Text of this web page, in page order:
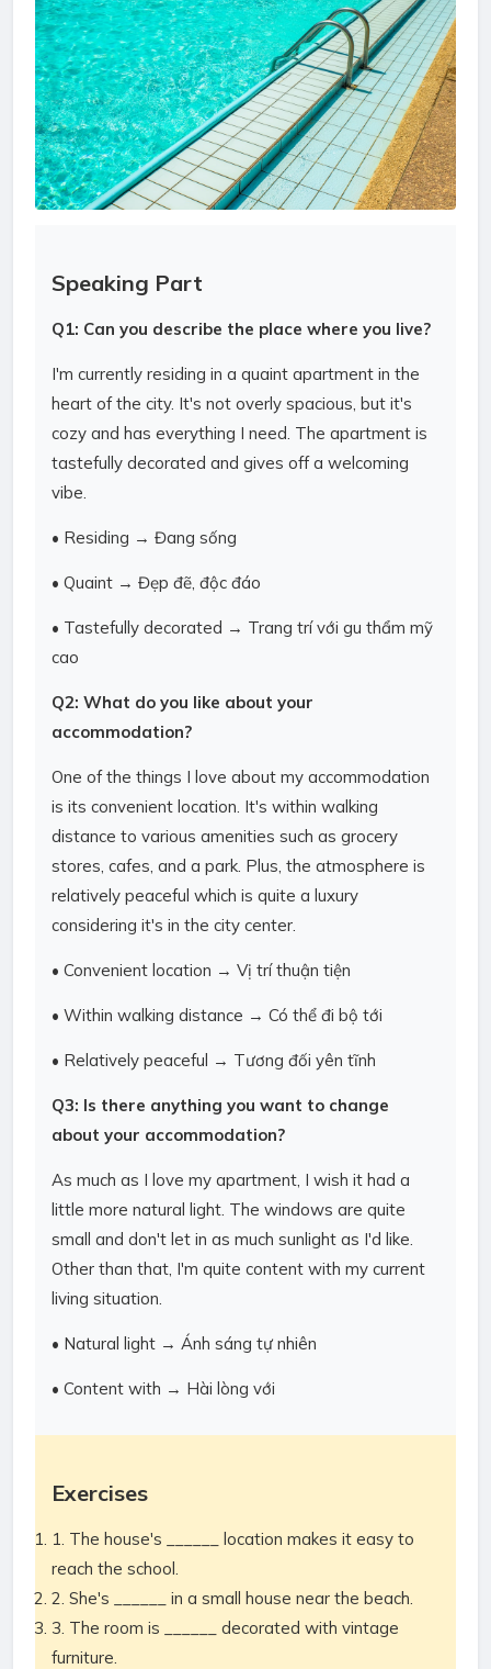
Speaking Part
Q1: Can you describe the place where you live?
I'm currently residing in a quaint apartment in the
heart of the city. It's not overly spacious, but it's
cozy and has everything I need. The apartment is
tastefully decorated and gives off a welcoming
vibe.
• Residing → Đang sống
• Quaint → Đẹp đẽ, độc đáo
• Tastefully decorated → Trang trí với gu thẩm mỹ
cao
Q2: What do you like about your
accommodation?
One of the things I love about my accommodation
is its convenient location. It's within walking
distance to various amenities such as grocery
stores, cafes, and a park. Plus, the atmosphere is
relatively peaceful which is quite a luxury
considering it's in the city center.
• Convenient location → Vị trí thuận tiện
• Within walking distance → Có thể đi bộ tới
• Relatively peaceful → Tương đối yên tĩnh
Q3: Is there anything you want to change
about your accommodation?
As much as I love my apartment, I wish it had a
little more natural light. The windows are quite
small and don't let in as much sunlight as I'd like.
Other than that, I'm quite content with my current
living situation.
• Natural light → Ánh sáng tự nhiên
• Content with → Hài lòng với
Exercises
1. The house's ______ location makes it easy to
reach the school.
2. She's ______ in a small house near the beach.
3. The room is ______ decorated with vintage
furniture.